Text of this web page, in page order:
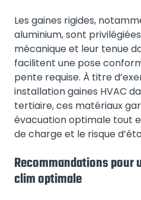
Les gaines rigides,
aluminium, sont
mécanique et leur tenue
facilitent une pose
pente requise. À titre
installation gaines HVAC
tertiaire, ces matériaux
évacuation optimale tout
de charge et le risque
Recommandations pour
clim optimale